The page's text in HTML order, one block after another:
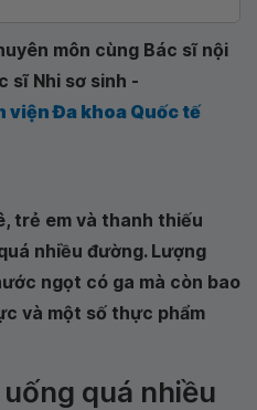
môn cùng Bác sĩ nội
sĩ Nhi sơ sinh -
viện Đa khoa Quốc tế
trẻ em và thanh thiếu
nhiều đường. Lượng
ngọt có ga mà còn bao
và một số thực phẩm
quá nhiều